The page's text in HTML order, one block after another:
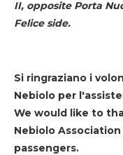
II, opposite Porta
Felice side.
Si ringraziano i
Nebiolo per
We would like to
Nebiolo
passengers.